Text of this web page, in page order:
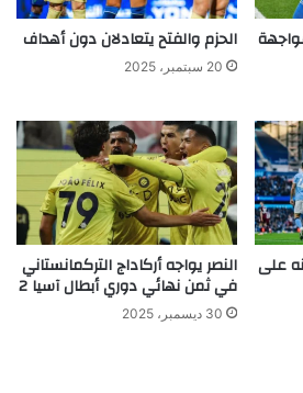
الحزم والفتح يتعادلان دون أهداف
20 سبتمبر، 2025
على النصر يواجه أركاداج التركمانستاني
في ثمن نهائي دوري أبطال آسيا 2
30 ديسمبر، 2025